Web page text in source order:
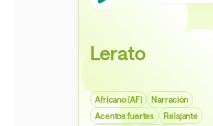
Lerato
Africano (AF)
Narración
Acentos fuertes
Relajante